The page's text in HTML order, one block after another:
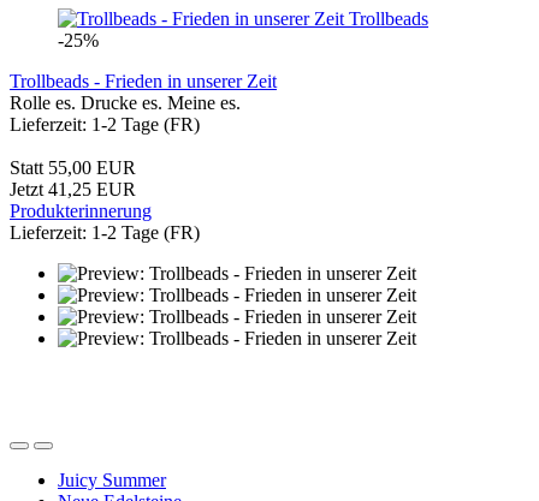
Trollbeads
-25%
Trollbeads - Frieden in unserer Zeit
Rolle es. Drucke es. Meine es.
Lieferzeit: 1-2 Tage (FR)
Statt 55,00 EUR
Jetzt 41,25 EUR
Produkterinnerung
Lieferzeit: 1-2 Tage (FR)
Juicy Summer